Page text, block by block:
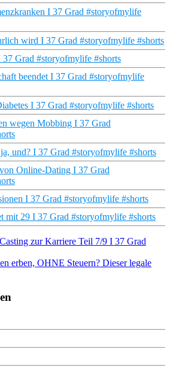
I 37 Grad #storyofmylife
wird I 37 Grad #storyofmylife #shorts
Grad #storyofmylife #shorts
beendet I 37 Grad #storyofmylife
I 37 Grad #storyofmylife #shorts
wegen Mobbing I 37 Grad
und? I 37 Grad #storyofmylife #shorts
Online-Dating I 37 Grad
I 37 Grad #storyofmylife #shorts
mit 29 I 37 Grad #storyofmylife #shorts
zur Karriere Teil 7/9 I 37 Grad
erben, OHNE Steuern? Dieser legale